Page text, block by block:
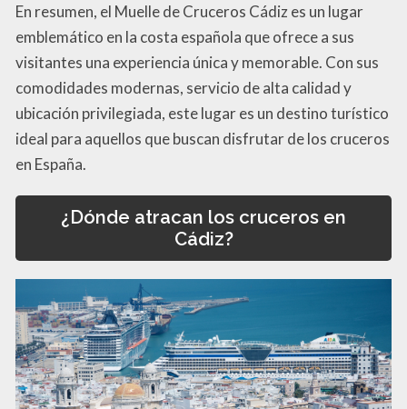
En resumen, el Muelle de Cruceros Cádiz es un lugar
emblemático en la costa española que ofrece a sus
visitantes una experiencia única y memorable. Con sus
comodidades modernas, servicio de alta calidad y
ubicación privilegiada, este lugar es un destino turístico
ideal para aquellos que buscan disfrutar de los cruceros
en España.
¿Dónde atracan los cruceros en
Cádiz?